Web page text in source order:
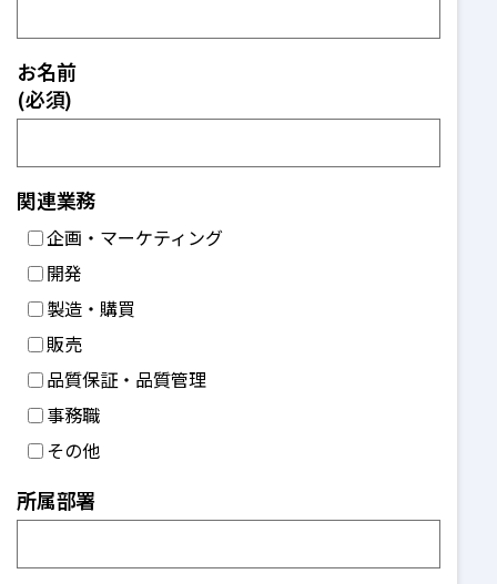
お名前
(必須)
関連業務
企画・マーケティング
開発
製造・購買
販売
品質保証・品質管理
事務職
その他
所属部署